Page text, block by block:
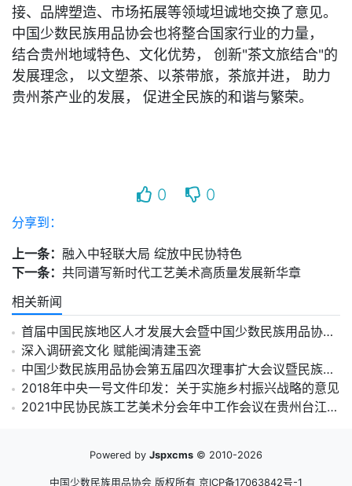
接、品牌塑造、市场拓展等领域坦诚地交换了意见。
中国少数民族用品协会也将整合国家行业的力量，
结合贵州地域特色、文化优势， 创新"茶文旅结合"的
发展理念， 以文塑茶、以茶带旅，茶旅并进， 助力
贵州茶产业的发展， 促进全民族的和谐与繁荣。
0 0
分享到：
上一条： 融入中轻联大局 绽放中民协特色
下一条： 共同谱写新时代工艺美术高质量发展新华章
相关新闻
首届中国民族地区人才发展大会暨中国少数民族用品协会人才分会在京成立
深入调研瓷文化 赋能闽清建玉瓷
中国少数民族用品协会第五届四次理事扩大会议暨民族工艺美术分会成立大会圆满成功
2018年中央一号文件印发：关于实施乡村振兴战略的意见
2021中民协民族工艺美术分会年中工作会议在贵州台江县召开
Powered by Jspxcms © 2010-2026
中国少数民族用品协会 版权所有 京ICP备17063842号-1